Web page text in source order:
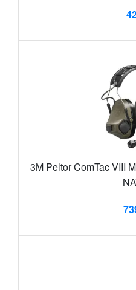
3M Peltor ComTac VIII